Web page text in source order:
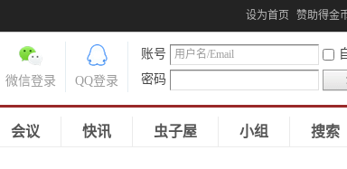
设为首页 赞助得金
账号
密码
QQ登录
微信登录
会议 快讯 虫子屋 小组 搜索